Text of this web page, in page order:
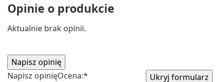
Opinie o produkcie
Aktualnie brak opinii.
Napisz opinięOcena:*